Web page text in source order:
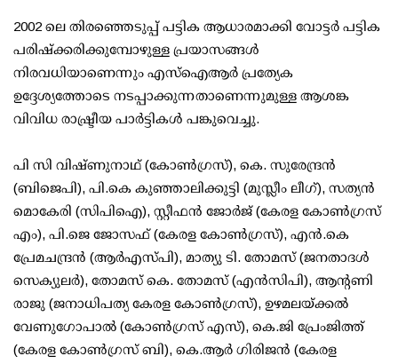
2002 ലെ തിരഞ്ഞെടുപ്പ് പട്ടിക ആധാരമാക്കി വോട്ടര്‍ പട്ടിക
പരിഷ്‌ക്കരിക്കുമ്പോഴുള്ള പ്രയാസങ്ങള്‍
നിരവധിയാണെന്നും എസ്‌ഐആര്‍ പ്രത്യേക
ഉദ്ദേശ്യത്തോടെ നടപ്പാക്കുന്നതാണെന്നുമുള്ള ആശങ്ക
വിവിധ രാഷ്ട്രീയ പാര്‍ട്ടികള്‍ പങ്കുവെച്ചു.
പി സി വിഷ്ണുനാഥ് (കോണ്‍ഗ്രസ്), കെ. സുരേന്ദ്രന്‍
(ബിജെപി), പി.കെ കുഞ്ഞാലിക്കുട്ടി (മുസ്ലീം ലീഗ്), സത്യന്‍
മൊകേരി (സിപിഐ), സ്റ്റീഫന്‍ ജോര്‍ജ് (കേരള കോണ്‍ഗ്രസ്
എം), പി.ജെ ജോസഫ് (കേരള കോണ്‍ഗ്രസ്), എന്‍.കെ
പ്രേമചന്ദ്രന്‍ (ആര്‍എസ്പി), മാത്യു ടി. തോമസ് (ജനതാദള്‍
സെക്യുലര്‍), തോമസ് കെ. തോമസ് (എന്‍സിപി), ആന്റണി
രാജു (ജനാധിപത്യ കേരള കോണ്‍ഗ്രസ്), ഉഴമലയ്ക്കല്‍
വേണുഗോപാല്‍ (കോണ്‍ഗ്രസ് എസ്), കെ.ജി പ്രേംജിത്ത്
(കേരള കോണ്‍ഗ്രസ് ബി), കെ.ആര്‍ ഗിരിജന്‍ (കേരള